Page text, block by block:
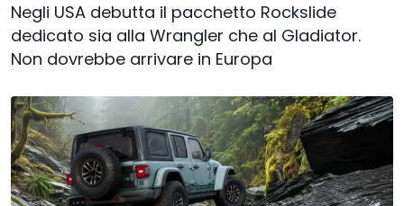
Negli USA debutta il pacchetto Rockslide
dedicato sia alla Wrangler che al Gladiator.
Non dovrebbe arrivare in Europa